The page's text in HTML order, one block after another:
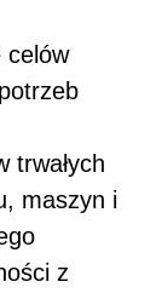
celów
trwałych
maszyn i
z